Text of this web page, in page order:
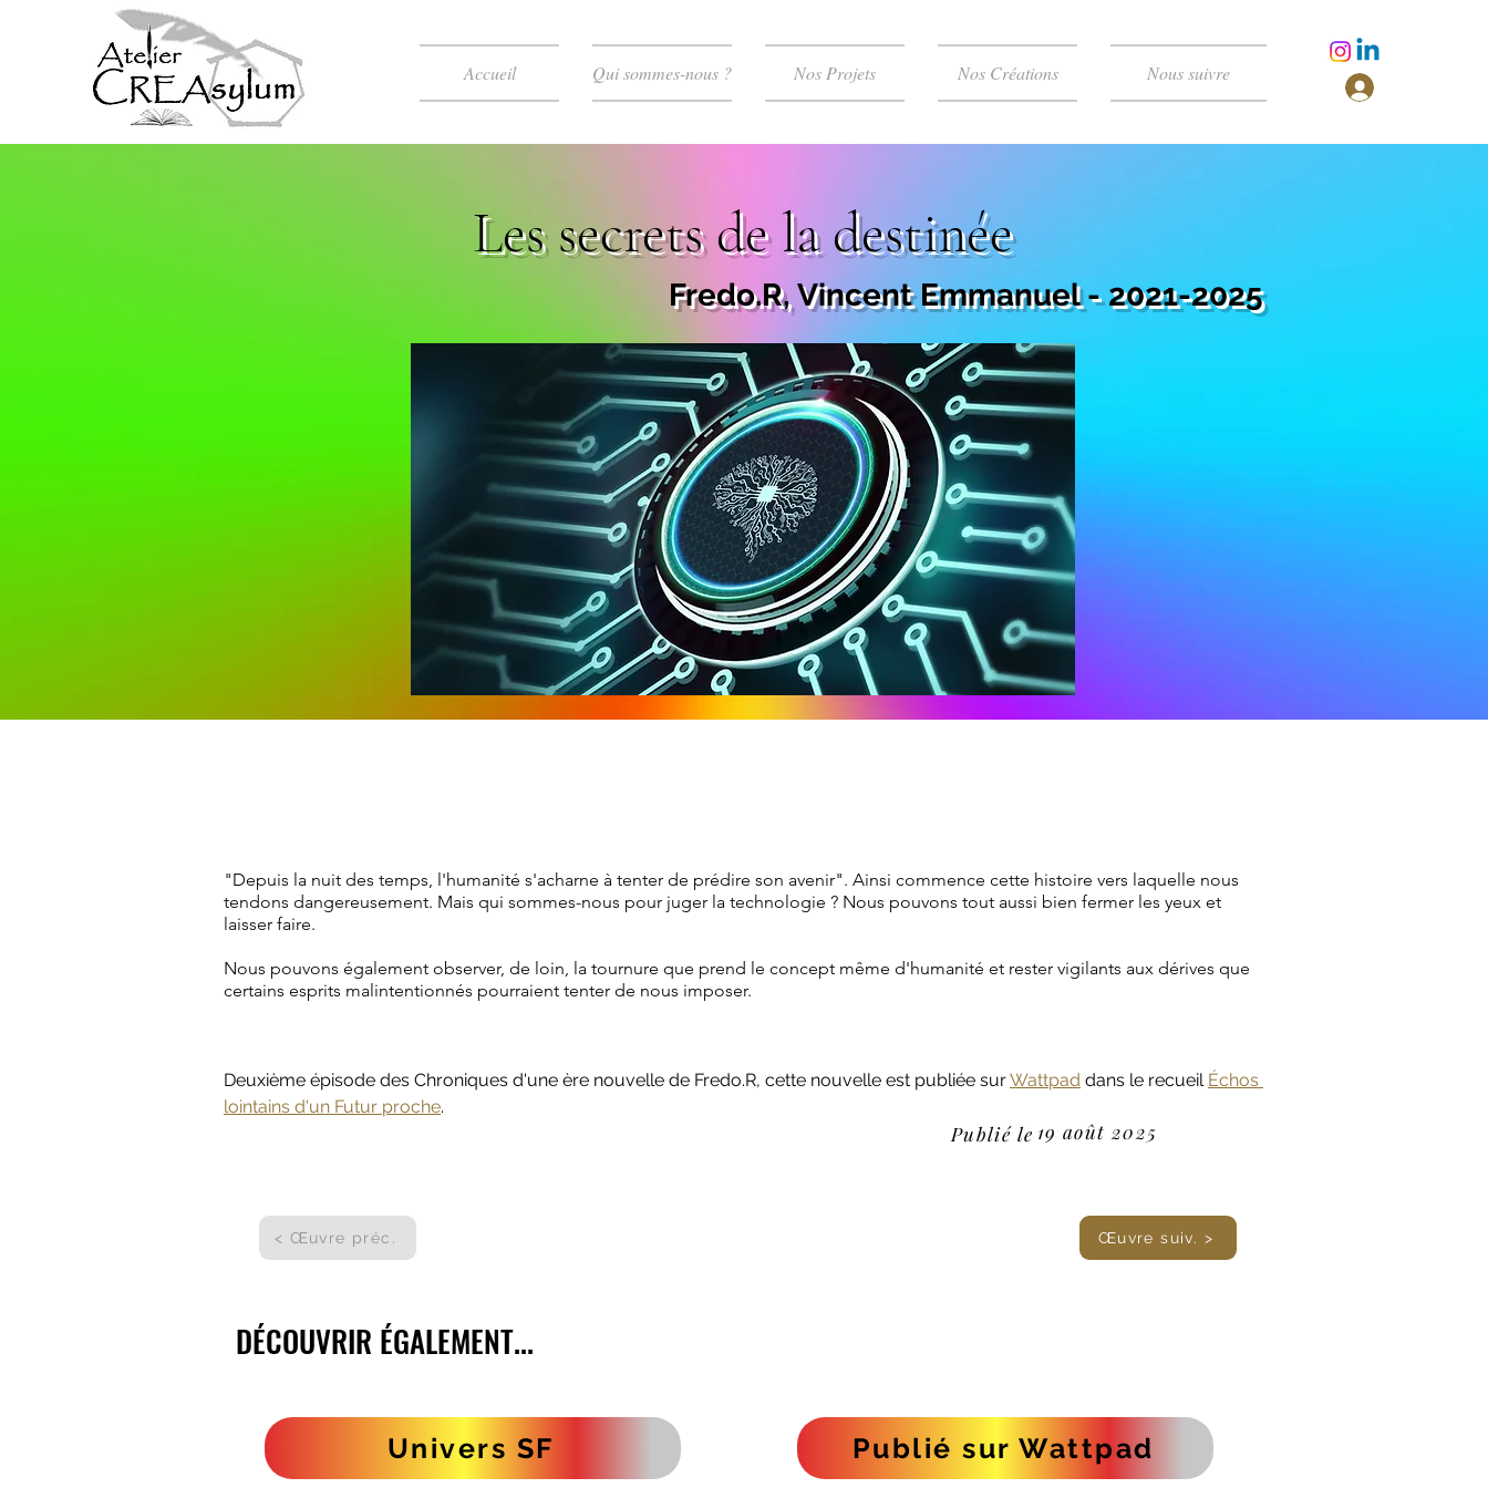
Accueil Qui sommes-nous ? Nos Projets Nos Créations Nous suivre
"Depuis la nuit des temps, l'humanité s'acharne à tenter de prédire son avenir". Ainsi commence cette histoire vers laquelle nous
tendons dangereusement. Mais qui sommes-nous pour juger la technologie ? Nous pouvons tout aussi bien fermer les yeux et
laisser faire.
Nous pouvons également observer, de loin, la tournure que prend le concept même d'humanité et rester vigilants aux dérives que
certains esprits malintentionnés pourraient tenter de nous imposer.
Deuxième épisode des Chroniques d'une ère nouvelle de Fredo.R, cette nouvelle est publiée sur Wattpad dans le recueil Échos
lointains d'un Futur proche.
Publié le19 août 2025
< Œuvre préc. Œuvre suiv. >
DÉCOUVRIR ÉGALEMENT...
DÉCOUVRIR ÉGALEMENT...
Univers SF Publié sur Wattpad
Les secrets de la destinée
Fredo.R, Vincent Emmanuel - 2021-2025